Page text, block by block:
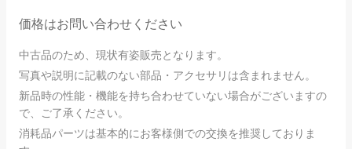
価格はお問い合わせください
中古品のため、現状有姿販売となります。
写真や説明に記載のない部品・アクセサリは含まれません。
新品時の性能・機能を持ち合わせていない場合がございますの
で、ご了承ください。
消耗品パーツは基本的にお客様側での交換を推奨しておりま